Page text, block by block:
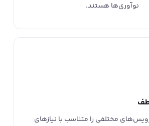
نوآوری‌ها هستند.
مختلفی را متناسب با نیازهای